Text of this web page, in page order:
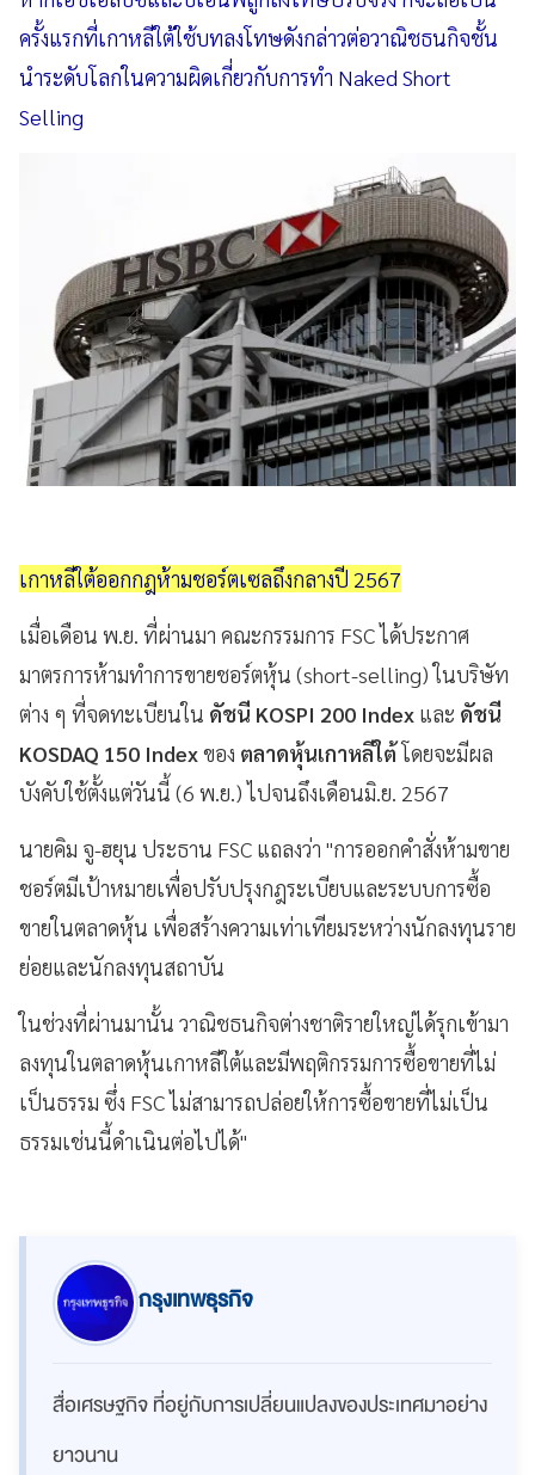
ครั้งแรกที่เกาหลีใต้ใช้บทลงโทษดังกล่าวต่อวาณิชธนกิจชั้น
นำระดับโลกในความผิดเกี่ยวกับการทำ Naked Short
Selling
เกาหลีใต้ออกกฎห้ามชอร์ตเซลถึงกลางปี 2567
เมื่อเดือน พ.ย. ที่ผ่านมา คณะกรรมการ FSC ได้ประกาศ
มาตรการห้ามทำการขายชอร์ตหุ้น (short-selling) ในบริษัท
ต่าง ๆ ที่จดทะเบียนใน ดัชนี KOSPI 200 Index และ ดัชนี
KOSDAQ 150 Indexของ ตลาดหุ้นเกาหลีใต้โดยจะมีผล
บังคับใช้ตั้งแต่วันนี้ (6 พ.ย.) ไปจนถึงเดือนมิ.ย. 2567
นายคิม จู-ฮยุน ประธาน FSC แถลงว่า "การออกคำสั่งห้ามขาย
ชอร์ตมีเป้าหมายเพื่อปรับปรุงกฎระเบียบและระบบการซื้อ
ขายในตลาดหุ้น เพื่อสร้างความเท่าเทียมระหว่างนักลงทุนราย
ย่อยและนักลงทุนสถาบัน
ในช่วงที่ผ่านมานั้น วาณิชธนกิจต่างชาติรายใหญ่ได้รุกเข้ามา
ลงทุนในตลาดหุ้นเกาหลีใต้และมีพฤติกรรมการซื้อขายที่ไม่
เป็นธรรม ซึ่ง FSC ไม่สามารถปล่อยให้การซื้อขายที่ไม่เป็น
ธรรมเช่นนี้ดำเนินต่อไปได้"
กรุงเทพธุรกิจ
สื่อเศรษฐกิจ ที่อยู่กับการเปลี่ยนแปลงของประเทศมาอย่าง
ยาวนาน